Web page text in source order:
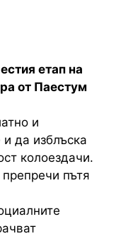
етап на
от Паестум
и
да изблъска
колоездачи.
пътя